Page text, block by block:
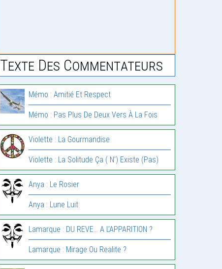
Texte Des Commentateurs
Mémo : Amitié Et Respect
Mémo : Pas Plus De Deux Vers À La Fois
Violette : La Gourmandise
Violette : La Solitude Ça ( N’) Existe (Pas)
Anya : Le Rosier
Anya : Lune Luit
Lamarque : DU REVE… A L’APPARITION ?
Lamarque : Mirage Ou Realite ?